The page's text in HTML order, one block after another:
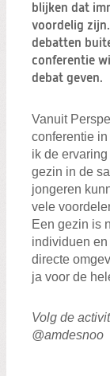
Zoeken:
blijken dat
voordelig
debatten
conferentie
debat geven.
Vanuit
conferentie
ik de
gezin in de
jongeren
vele
Een gezin is
individuen
directe
ja voor de
Volg de
@amdesnoo